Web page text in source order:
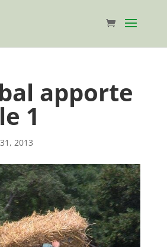
apporte
1
2013